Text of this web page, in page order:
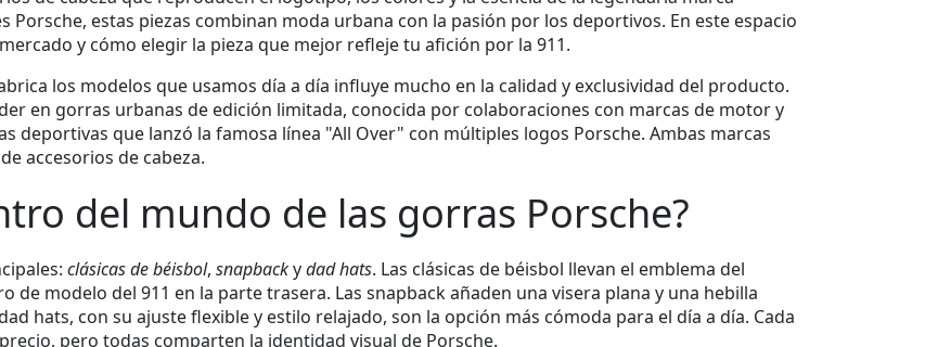
Porsche, estas piezas combinan moda urbana con la pasión por los deportivos. En este espacio
y cómo elegir la pieza que mejor refleje tu afición por la 911.
los modelos que usamos día a día influye mucho en la calidad y exclusividad del producto.
en gorras urbanas de edición limitada, conocida por colaboraciones con marcas de motor y
deportivas que lanzó la famosa línea "All Over" con múltiples logos Porsche. Ambas marcas
accesorios de cabeza.
del mundo de las gorras Porsche?
clásicas de béisbol, snapbackydad hats. Las clásicas de béisbol llevan el emblema del
de modelo del 911 en la parte trasera. Las snapback añaden una visera plana y una hebilla
hats, con su ajuste flexible y estilo relajado, son la opción más cómoda para el día a día. Cada
pero todas comparten la identidad visual de Porsche.